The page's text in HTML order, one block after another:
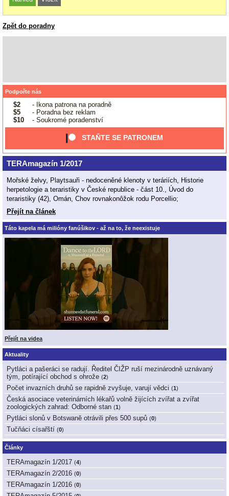
Zpět do poradny
Podpořte nás
$2
- Ikona patrona na poradně
$5
- Poradna bez reklam
$10
- Soukromé poradenství
STAŇTE SE PATRONEM
TERAmagazín 1/2017
Mořské želvy, Playtsauři - nedoceněné klenoty v teráriích, Historie
herpetologie a teraristiky v České republice - část 10., Úvod do
teraristiky (42), Omán, Chov rovnakonôžok rodu Porcellio;
Přejít na článek
Táto kapela má milióny fanúšikov - až na to, že neexistuje
Přejít na videa
Aktuality
Pytláci a pašeráci se radují. Ředitel ČIŽP ruší mezinárodně uznávaný
tým, potírající obchod s ohrože (2)
Počet invazních druhů se rapidně zvyšuje, varují vědci (1 )
Česká asociace veterinárních lékařů volně žijících zvířat a zvířat
zoologických zahrad: Odborné stan (1 )
Pytláci slonů v Botswaně otrávili přes 500 supů (0)
Tučňáci císařští (0)
Články
TERAmagazín 1/2017 (4)
TERAmagazín 2/2016 (0)
TERAmagazín 1/2016 (0)